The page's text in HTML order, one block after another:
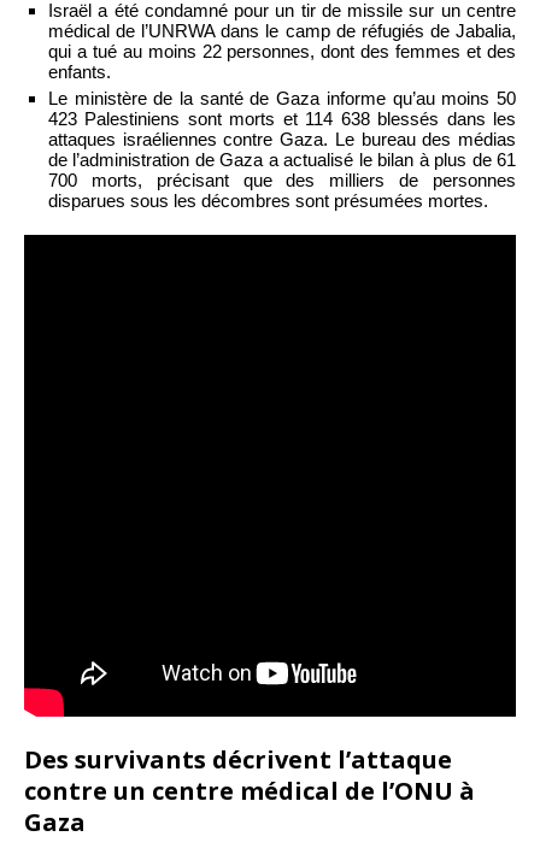
Israël a été condamné pour un tir de missile sur un centre
médical de l’UNRWA dans le camp de réfugiés de Jabalia,
qui a tué au moins 22 personnes, dont des femmes et des
enfants.
Le ministère de la santé de Gaza informe qu’au moins 50
423 Palestiniens sont morts et 114 638 blessés dans les
attaques israéliennes contre Gaza. Le bureau des médias
de l’administration de Gaza a actualisé le bilan à plus de 61
700 morts, précisant que des milliers de personnes
disparues sous les décombres sont présumées mortes.
Des survivants décrivent l’attaque
contre un centre médical de l’ONU à
Gaza